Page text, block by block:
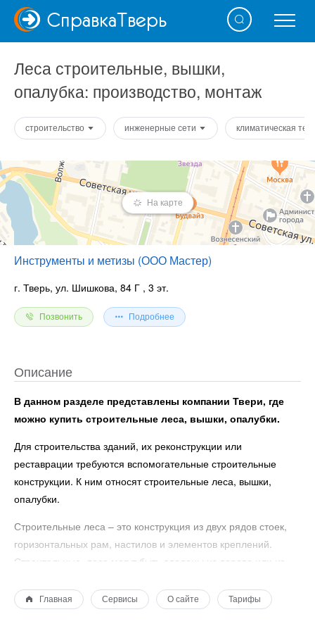
СправкаТверь
Леса строительные, вышки,
опалубка: производство, монтаж
строительство инженерные сети климатическая
На карте
Инструменты и метизы (ООО Мастер)
г. Тверь, ул. Шишкова, 84 Г , 3 эт.
Позвонить Подробнее
Описание
В данном разделе представлены компании Твери, где
можно купить строительные леса, вышки, опалубки.
Для строительства зданий, их реконструкции или
реставрации требуются вспомогательные строительные
конструкции. К ним относят строительные леса, вышки,
опалубки.
Строительные леса – это конструкция из двух рядов стоек,
горизонтальных рам, настилов и элементов креплений.
Строительные леса могут быть сделаны из дерева или из
что при демонтаже конструкции можно повредить отдельные
элементы, после чего использовать такие леса уже будет
Главная Сервисы О сайте Тарифы